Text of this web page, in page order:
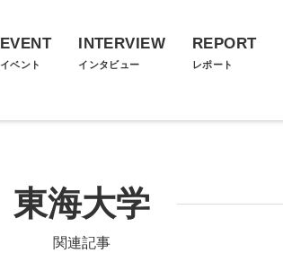
EVENT
イベント
INTERVIEW
インタビュー
REPORT
レポート
東海大学
関連記事